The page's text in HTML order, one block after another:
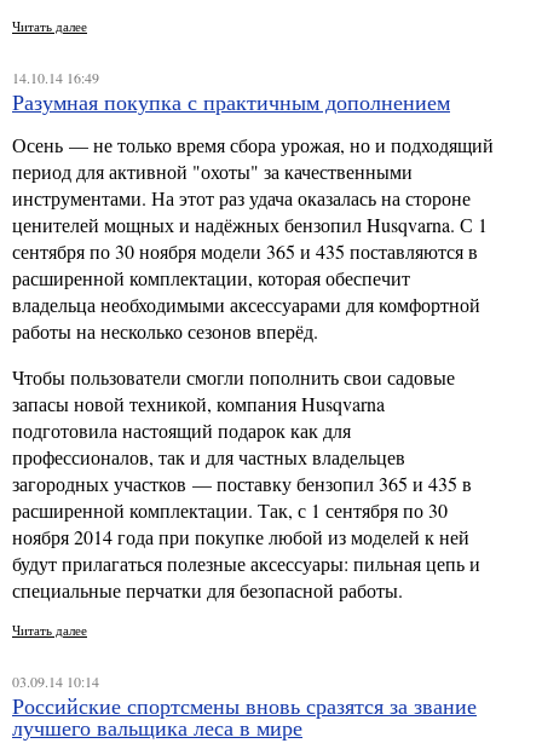
Читать далее
14.10.14 16:49
Разумная покупка с практичным дополнением
Осень — не только время сбора урожая, но и подходящий
период для активной "охоты" за качественными
инструментами. На этот раз удача оказалась на стороне
ценителей мощных и надёжных бензопил Husqvarna. С 1
сентября по 30 ноября модели 365 и 435 поставляются в
расширенной комплектации, которая обеспечит
владельца необходимыми аксессуарами для комфортной
работы на несколько сезонов вперёд.
Чтобы пользователи смогли пополнить свои садовые
запасы новой техникой, компания Husqvarna
подготовила настоящий подарок как для
профессионалов, так и для частных владельцев
загородных участков — поставку бензопил 365 и 435 в
расширенной комплектации. Так, с 1 сентября по 30
ноября 2014 года при покупке любой из моделей к ней
будут прилагаться полезные аксессуары: пильная цепь и
специальные перчатки для безопасной работы.
Читать далее
03.09.14 10:14
Российские спортсмены вновь сразятся за звание
лучшего вальщика леса в мире